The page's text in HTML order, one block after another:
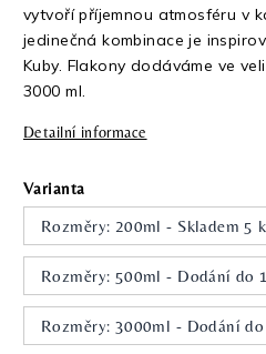
vytvoří příjemnou atmosféru v
jedinečná kombinace je
Kuby. Flakony dodáváme ve
3000 ml.
Detailní informace
Varianta
Rozměry: 200ml - Skladem 5
Rozměry: 500ml - Dodání do
Rozměry: 3000ml - Dodání